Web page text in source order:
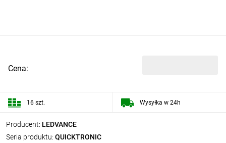
Producent: LEDVANCE
Seria produktu: QUICKTRONIC
Cena:
16 szt. Wysyłka w 24h